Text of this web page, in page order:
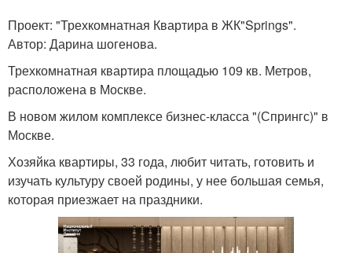
Проект: "Трехкомнатная Квартира в ЖК"Springs".
Автор: Дарина шогенова.
Трехкомнатная квартира площадью 109 кв. Метров,
расположена в Москве.
В новом жилом комплексе бизнес-класса "(Спрингс)" в
Москве.
Хозяйка квартиры, 33 года, любит читать, готовить и
изучать культуру своей родины, у нее большая семья,
которая приезжает на праздники.